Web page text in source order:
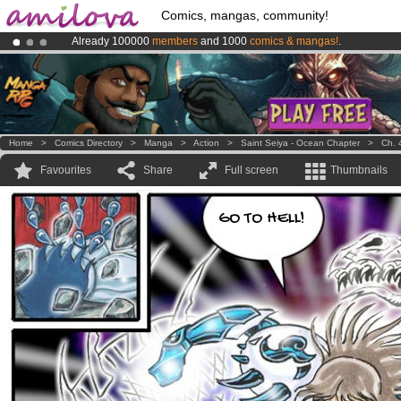
Comics, mangas, community!
Already 100000 members and 1000 comics & mangas!.
Premium membership from3.95 eurosper month !Get membership
AmilovaKickstarter is now LIVE!.
Home > Comics Directory > Manga > Action > Saint Seiya - Ocean Chapter > Ch.
Favourites Share Full screen Thumbnails
GO TO HELL!